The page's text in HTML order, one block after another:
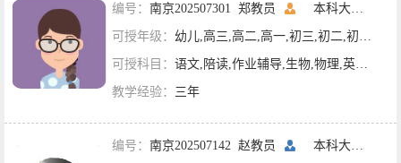
编号： 南京202507301 郑教员 本科大二
可授年级： 幼儿,高三,高二,高一,初三,初二,初一,六年级,五年级,四年级,三年级,二年级,一年级
可授科目： 语文,陪读,作业辅导,生物,物理,英语,数学
教学经验： 三年
编号： 南京202507142 赵教员 本科大二